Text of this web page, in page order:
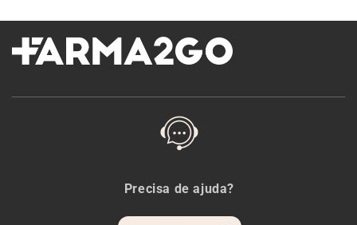
Precisa de ajuda?